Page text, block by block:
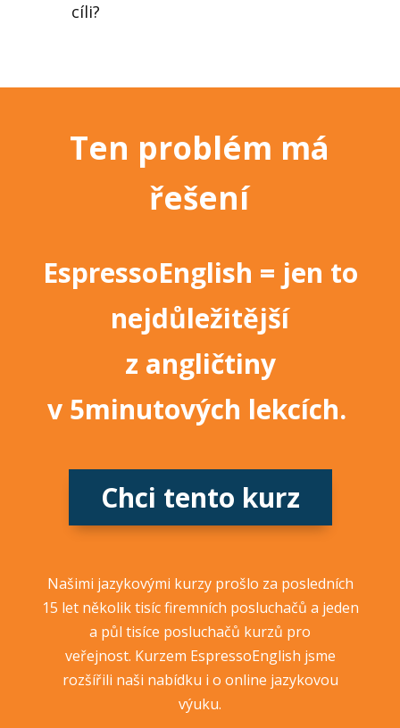
cíli?
Ten problém má
řešení
EspressoEnglish = jen to
nejdůležitější
z angličtiny
v 5minutových lekcích.
Chci tento kurz
Našimi jazykovými kurzy prošlo za posledních
15 let několik tisíc firemních posluchačů a jeden
a půl tisíce posluchačů kurzů pro
veřejnost. Kurzem EspressoEnglish jsme
rozšířili naši nabídku i o online jazykovou
výuku.